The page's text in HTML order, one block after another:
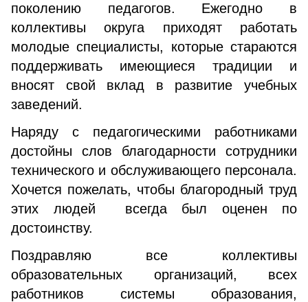
поколению педагогов. Ежегодно в
коллективы округа приходят работать
молодые специалисты, которые стараются
поддерживать имеющиеся традиции и
вносят свой вклад в развитие учебных
заведений.
Наряду с педагогическими работниками
достойны слов благодарности сотрудники
технического и обслуживающего персонала.
Хочется пожелать, чтобы благородный труд
этих людей всегда был оценен по
достоинству.
Поздравляю все коллективы
образовательных организаций, всех
работников системы образования,